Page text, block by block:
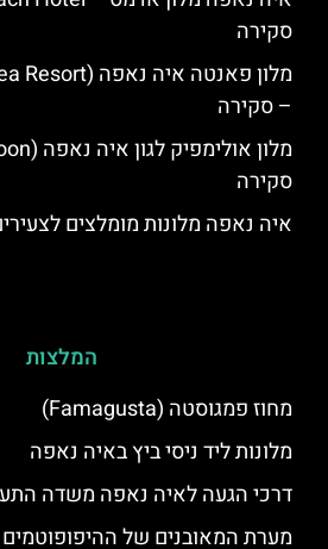
סקירה
– סקירה
סקירה
איה נאפה מלונות מומלצים
המלצות
מחוז פמגוסטה (Famagusta)
מלונות ליד ניסי ביץ באיה נאפה
דרכי הגעה לאיה נאפה משדה
מערת המאובנים של